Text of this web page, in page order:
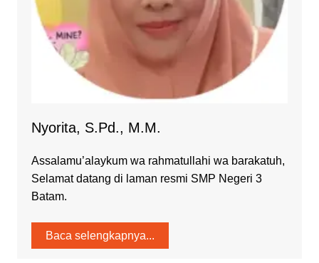
Nyorita, S.Pd., M.M.
Assalamu’alaykum wa rahmatullahi wa barakatuh,
Selamat datang di laman resmi SMP Negeri 3
Batam.
Baca selengkapnya...